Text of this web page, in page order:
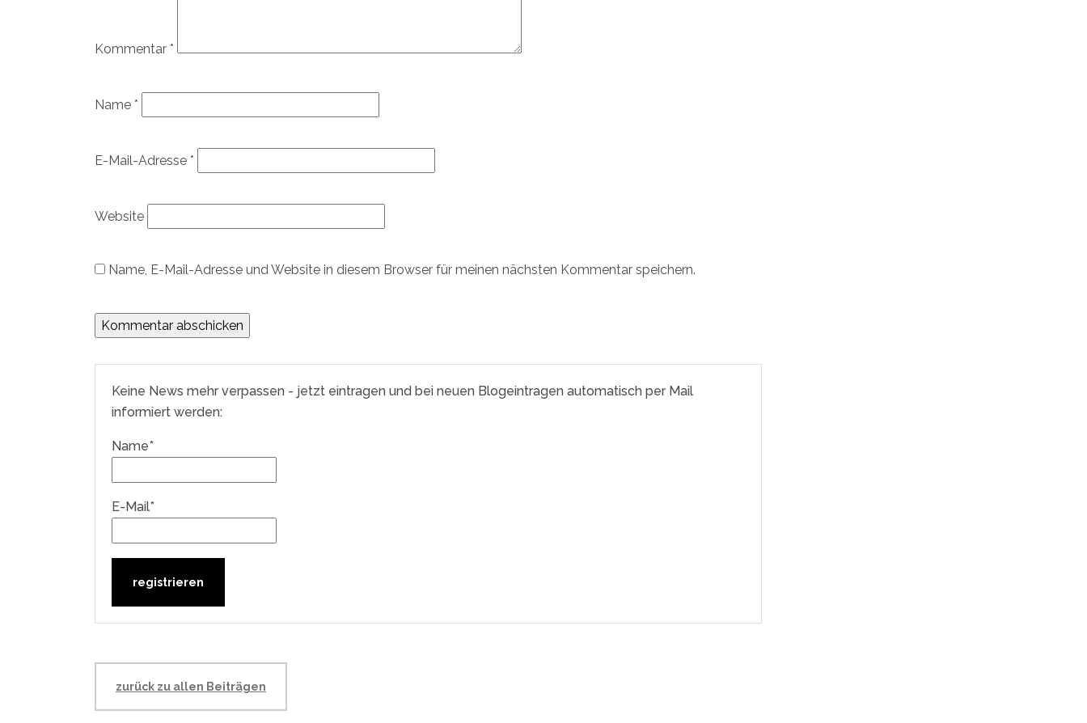
Kommentar *
Name *
E-Mail-Adresse *
Website
Name, E-Mail-Adresse und Website in diesem Browser für meinen nächsten Kommentar speichern.
Keine News mehr verpassen - jetzt eintragen und bei neuen Blogeintragen automatisch per Mail
informiert werden:
Name*
E-Mail*
zurück zu allen Beiträgen